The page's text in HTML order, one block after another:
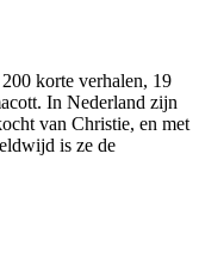
korte verhalen, 19
In Nederland zijn
van Christie, en met
is ze de